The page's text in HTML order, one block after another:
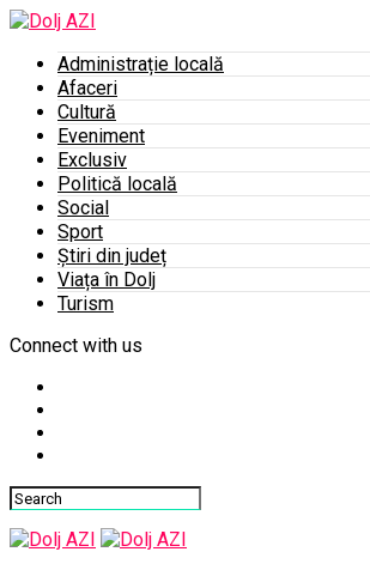
Administrație locală
Afaceri
Cultură
Eveniment
Exclusiv
Politică locală
Social
Sport
Știri din județ
Viața în Dolj
Turism
Connect with us